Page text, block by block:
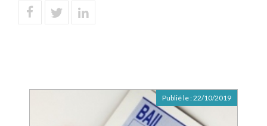
Publié le :22/10/2019